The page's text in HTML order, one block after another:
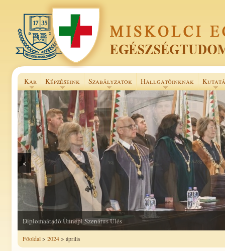
Kar Képzéseink Szabályzatok Hallgatóinknak
Selye János Szakkollégium
<
Főoldal> 2024> április